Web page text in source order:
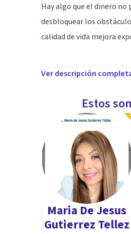
Hay algo que el dinero no
desbloquear los
calidad de vida mejora
Hipnoterapeuta
Ver descripción
Estos
Maria De Jesus
Gutierrez Tellez